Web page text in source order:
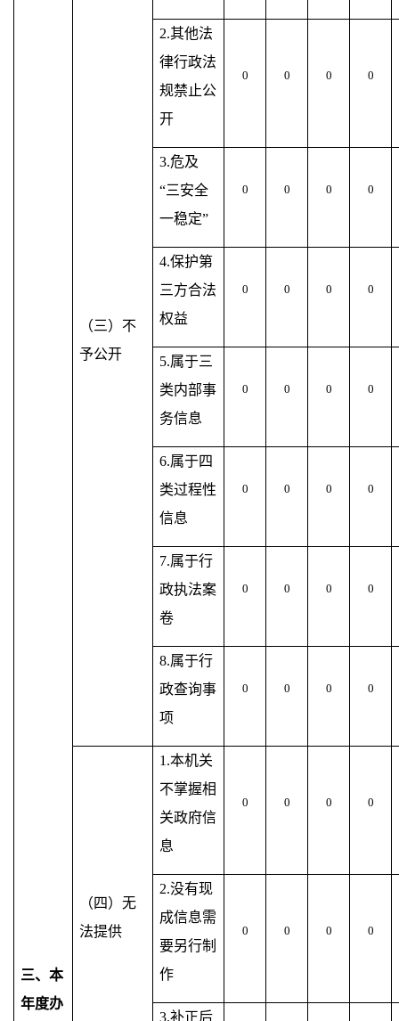
三、本
年度办
（三）不
予公开
2.其他法
律行政法
规禁止公
开
0 0 0 0
3.危及
“三安全
一稳定”
0 0 0 0
4.保护第
三方合法
权益
0 0 0 0
5.属于三
类内部事
务信息
0 0 0 0
6.属于四
类过程性
信息
0 0 0 0
7.属于行
政执法案
卷
0 0 0 0
8.属于行
政查询事
项
0 0 0 0
（四）无
法提供
1.本机关
不掌握相
关政府信
息
0 0 0 0
2.没有现
成信息需
要另行制
作
0 0 0 0
3.补正后